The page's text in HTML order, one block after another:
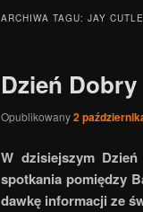
tekstu
widgetów
ARCHIWA TAGU: JAY
Dzień
Opublikowany2
W dzisiejszym
spotkania pomiędzy
dawkę informacji ze